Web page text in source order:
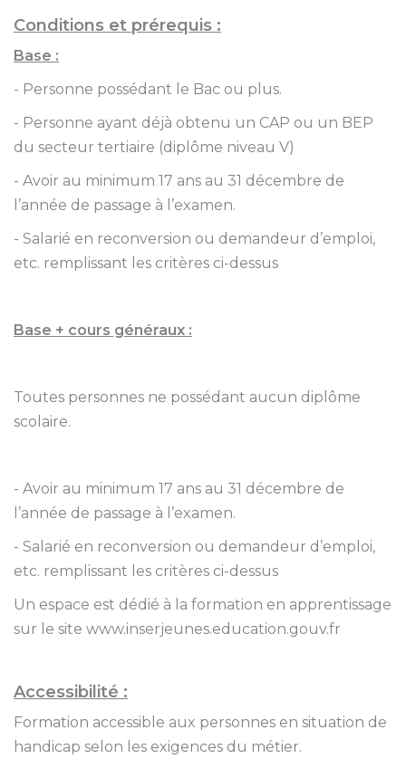
Conditions et prérequis :
Base :
- Personne possédant le Bac ou plus.
- Personne ayant déjà obtenu un CAP ou un BEP
du secteur tertiaire (diplôme niveau V)
- Avoir au minimum 17 ans au 31 décembre de
l’année de passage à l’examen.
- Salarié en reconversion ou demandeur d’emploi,
etc. remplissant les critères ci-dessus
Base + cours généraux :
Toutes personnes ne possédant aucun diplôme
scolaire.
- Avoir au minimum 17 ans au 31 décembre de
l’année de passage à l’examen.
- Salarié en reconversion ou demandeur d’emploi,
etc. remplissant les critères ci-dessus
Un espace est dédié à la formation en apprentissage
sur le site www.inserjeunes.education.gouv.fr
Accessibilité :
Formation accessible aux personnes en situation de
handicap selon les exigences du métier.